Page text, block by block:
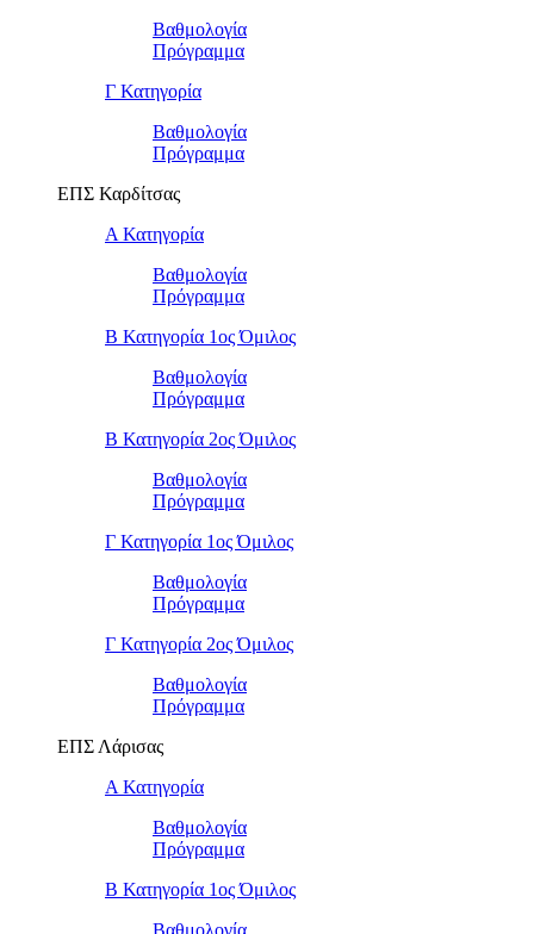
Βαθμολογία
Πρόγραμμα
Γ Κατηγορία
Βαθμολογία
Πρόγραμμα
ΕΠΣ Καρδίτσας
Α Κατηγορία
Βαθμολογία
Πρόγραμμα
Β Κατηγορία 1ος Όμιλος
Βαθμολογία
Πρόγραμμα
Β Κατηγορία 2ος Όμιλος
Βαθμολογία
Πρόγραμμα
Γ Κατηγορία 1ος Όμιλος
Βαθμολογία
Πρόγραμμα
Γ Κατηγορία 2ος Όμιλος
Βαθμολογία
Πρόγραμμα
ΕΠΣ Λάρισας
Α Κατηγορία
Βαθμολογία
Πρόγραμμα
Β Κατηγορία 1ος Όμιλος
Βαθμολογία